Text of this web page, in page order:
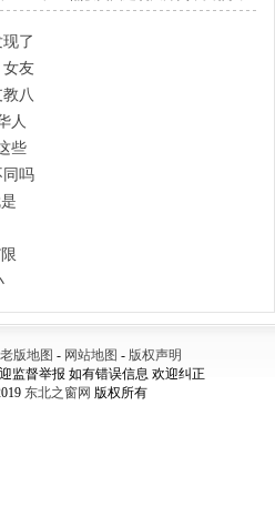
了
女友
八
人
些
同吗
老版地图 - 网站地图 - 版权声明
监督举报 如有错误信息 欢迎纠正
东北之窗网 版权所有